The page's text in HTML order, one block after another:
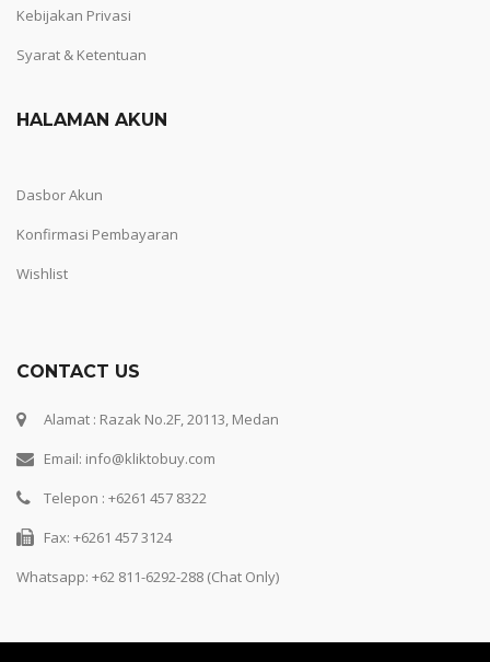
Kebijakan Privasi
Syarat & Ketentuan
HALAMAN AKUN
Dasbor Akun
Konfirmasi Pembayaran
Wishlist
CONTACT US
Alamat : Razak No.2F, 20113, Medan
Email: info@kliktobuy.com
Telepon : +6261 457 8322
Fax: +6261 457 3124
Whatsapp: +62 811-6292-288 (Chat Only)